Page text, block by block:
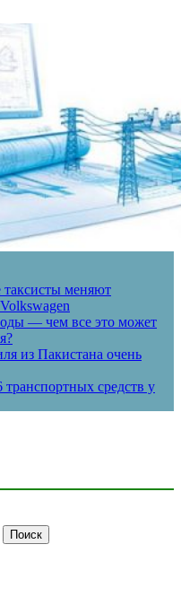
таксисты меняют
— чем все это может
из Пакистана очень
средств у